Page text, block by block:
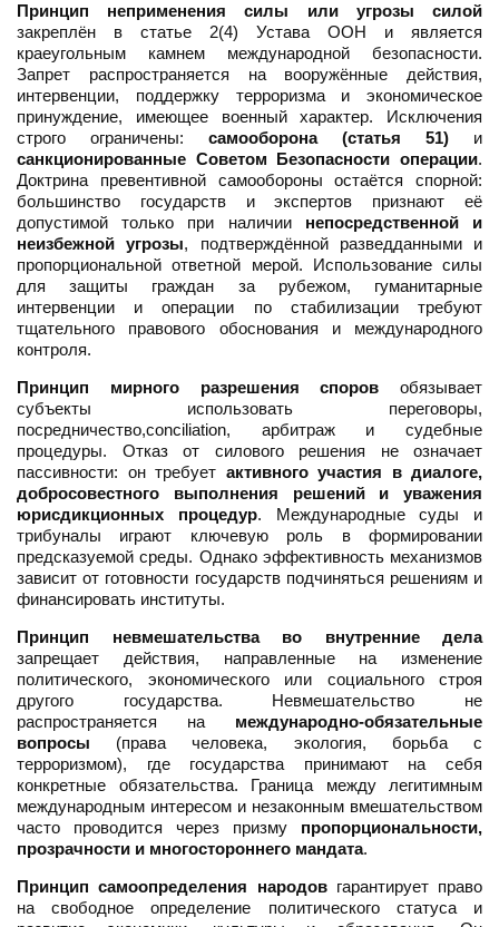
Принцип неприменения силы или угрозы силой
закреплён в статье 2(4) Устава ООН и является
краеугольным камнем международной безопасности.
Запрет распространяется на вооружённые действия,
интервенции, поддержку терроризма и экономическое
принуждение, имеющее военный характер. Исключения
строго ограничены: самооборона (статья 51) и
санкционированные Советом Безопасности операции.
Доктрина превентивной самообороны остаётся спорной:
большинство государств и экспертов признают её
допустимой только при наличии непосредственной и
неизбежной угрозы, подтверждённой разведданными и
пропорциональной ответной мерой. Использование силы
для защиты граждан за рубежом, гуманитарные
интервенции и операции по стабилизации требуют
тщательного правового обоснования и международного
контроля.
Принцип мирного разрешения споров обязывает
субъекты использовать переговоры,
посредничество,conciliation, арбитраж и судебные
процедуры. Отказ от силового решения не означает
пассивности: он требует активного участия в диалоге,
добросовестного выполнения решений и уважения
юрисдикционных процедур. Международные суды и
трибуналы играют ключевую роль в формировании
предсказуемой среды. Однако эффективность механизмов
зависит от готовности государств подчиняться решениям и
финансировать институты.
Принцип невмешательства во внутренние дела
запрещает действия, направленные на изменение
политического, экономического или социального строя
другого государства. Невмешательство не
распространяется на международно-обязательные
вопросы (права человека, экология, борьба с
терроризмом), где государства принимают на себя
конкретные обязательства. Граница между легитимным
международным интересом и незаконным вмешательством
часто проводится через призму пропорциональности,
прозрачности и многостороннего мандата.
Принцип самоопределения народовгарантирует право
на свободное определение политического статуса и